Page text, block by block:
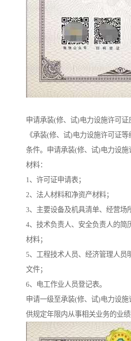
申请承装(修、试)电力设施许可
《承装(修、试)电力设施许可证
条件。申请承装(修、试)电力设施
材料：
1、许可证申请表；
2、法人材料和净资产材料；
3、主要设备及机具清单、经营场
4、技术负责人、安全负责人的简
材料；
5、工程技术人员、经济管理人员
文件；
6、电工作业人员登记表。
申请一级至承装(修、试)电力设
供规定年限内从事相关业务的业绩